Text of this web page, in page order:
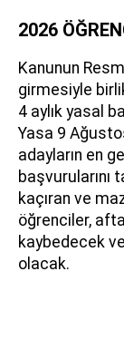
2026
Kanunun
girmesiyle
4 aylık yasal
Yasa 9
adayların en
başvurularını
kaçıran ve
öğrenciler,
kaybedecek
olacak.